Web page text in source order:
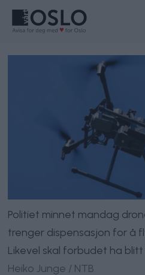
Politiet minnet mandag
trenger dispensasjon for å
Likevel skal forbudet ha blitt
Heiko Junge / NTB